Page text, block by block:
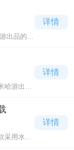
比较简
出品的一
，每个
中你将
详情
游出品
定，世
侵害，
详情
用水墨
详情